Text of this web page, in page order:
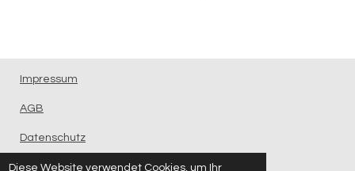
Diese Website verwendet Cookies, um Ihr
Impressum
AGB
Datenschutz
Kontakt